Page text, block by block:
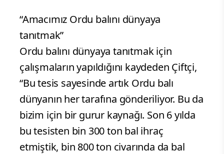
“Amacımız Ordu balını dünyaya
tanıtmak”
Ordu balını dünyaya tanıtmak için
çalışmaların yapıldığını kaydeden Çiftçi,
“Bu tesis sayesinde artık Ordu balı
dünyanın her tarafına gönderiliyor. Bu da
bizim için bir gurur kaynağı. Son 6 yılda
bu tesisten bin 300 ton bal ihraç
etmiştik, bin 800 ton civarında da bal